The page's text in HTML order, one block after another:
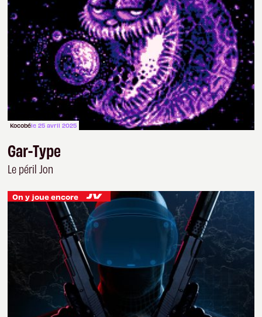
Kocobéle 25 avril 2025
Gar-Type
Le péril Jon
On y joue encore